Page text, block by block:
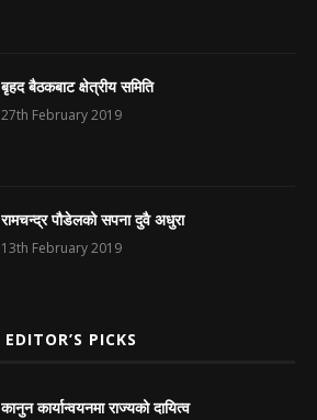
बृहद बैठकबाट क्षेत्रीय समिति
27th February 2019
रामचन्द्र पौडेलको सपना दुवै अधुरा
13th February 2019
EDITOR’S PICKS
कानुन कार्यान्वयनमा राज्यको दायित्व